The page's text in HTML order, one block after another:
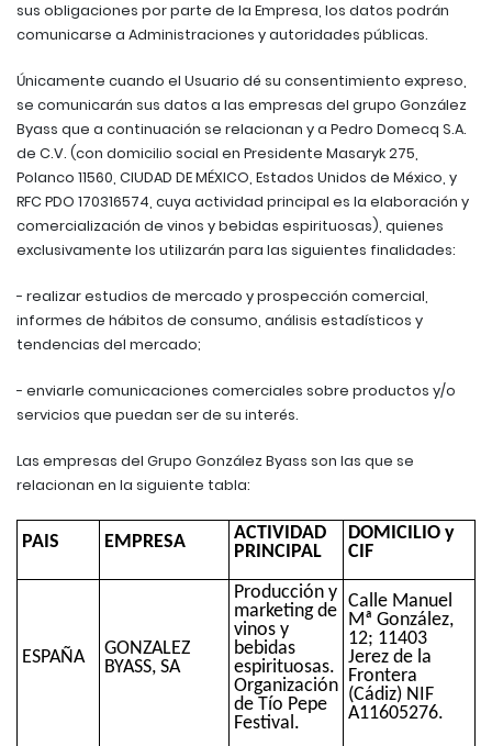
sus obligaciones por parte de la Empresa, los datos podrán
comunicarse a Administraciones y autoridades públicas.
Únicamente cuando el Usuario dé su consentimiento expreso,
se comunicarán sus datos a las empresas del grupo González
Byass que a continuación se relacionan y a Pedro Domecq S.A.
de C.V. (con domicilio social en Presidente Masaryk 275,
Polanco 11560, CIUDAD DE MÉXICO, Estados Unidos de México, y
RFC PDO 170316574, cuya actividad principal es la elaboración y
comercialización de vinos y bebidas espirituosas), quienes
exclusivamente los utilizarán para las siguientes finalidades:
- realizar estudios de mercado y prospección comercial,
informes de hábitos de consumo, análisis estadísticos y
tendencias del mercado;
- enviarle comunicaciones comerciales sobre productos y/o
servicios que puedan ser de su interés.
Las empresas del Grupo González Byass son las que se
relacionan en la siguiente tabla:
PAIS EMPRESA
ACTIVIDAD
PRINCIPAL
DOMICILIO y
CIF
ESPAÑA
GONZALEZ
BYASS, SA
Producción y
marketing de
vinos y
bebidas
espirituosas.
Organización
de Tío Pepe
Festival.
Calle Manuel
Mª González,
12; 11403
Jerez de la
Frontera
(Cádiz) NIF
A11605276.